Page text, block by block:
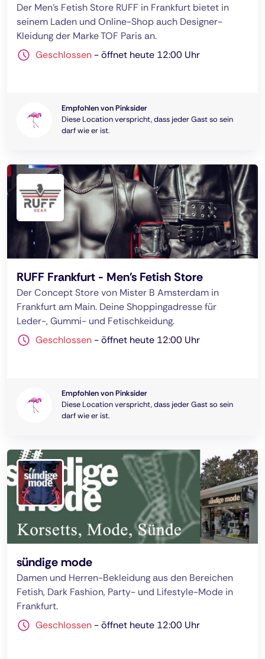
Der Men's Fetish Store RUFF in Frankfurt bietet in
seinem Laden und Online-Shop auch Designer-
Kleidung der Marke TOF Paris an.
Geschlossen -öffnet heute 12:00 Uhr
Empfohlen von Pinksider
Diese Location verspricht, dass jeder Gast so sein
darf wie er ist.
RUFF Frankfurt - Men's Fetish Store
Der Concept Store von Mister B Amsterdam in
Frankfurt am Main. Deine Shoppingadresse für
Leder-, Gummi- und Fetischkeidung.
Geschlossen -öffnet heute 12:00 Uhr
Empfohlen von Pinksider
Diese Location verspricht, dass jeder Gast so sein
darf wie er ist.
sündige mode
Damen und Herren-Bekleidung aus den Bereichen
Fetish, Dark Fashion, Party- und Lifestyle-Mode in
Frankfurt.
Geschlossen -öffnet heute 12:00 Uhr